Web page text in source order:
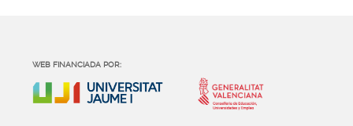
WEB FINANCIADA POR: